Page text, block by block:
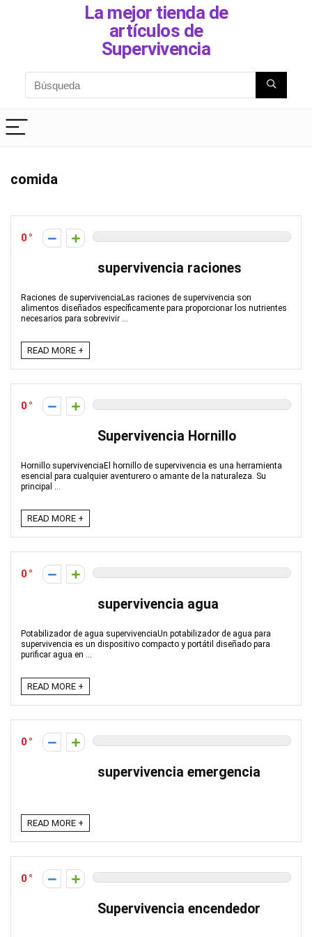
La mejor tienda de
artículos de
Supervivencia
comida
0
supervivencia raciones
Raciones de supervivenciaLas raciones de supervivencia son
alimentos diseñados específicamente para proporcionar los nutrientes
necesarios para sobrevivir ...
READ MORE +
0
Supervivencia Hornillo
Hornillo supervivenciaEl hornillo de supervivencia es una herramienta
esencial para cualquier aventurero o amante de la naturaleza. Su
principal ...
READ MORE +
0
supervivencia agua
Potabilizador de agua supervivenciaUn potabilizador de agua para
supervivencia es un dispositivo compacto y portátil diseñado para
purificar agua en ...
READ MORE +
0
supervivencia emergencia
READ MORE +
0
Supervivencia encendedor